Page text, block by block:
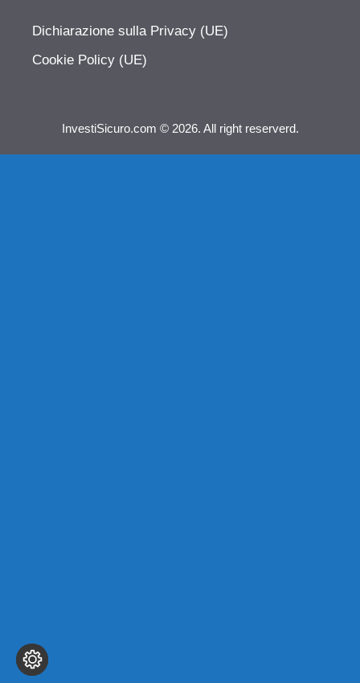
Dichiarazione sulla Privacy (UE)
Cookie Policy (UE)
InvestiSicuro.com © 2026. All right reserverd.